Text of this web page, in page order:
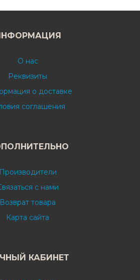
О нас
Реквизиты
о доставке
соглашения
Производители
с нами
Возврат товара
Карта сайта
КАБИНЕТ